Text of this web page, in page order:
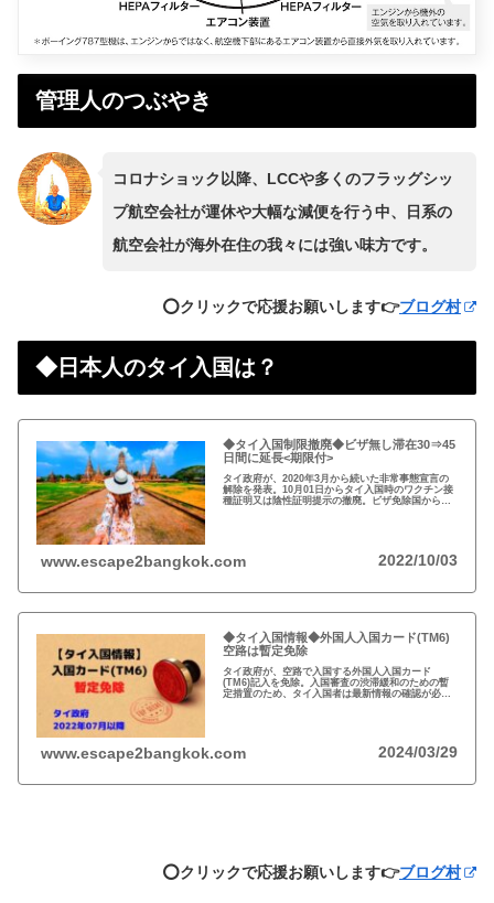
管理人のつぶやき
コロナショック以降、LCCや多くのフラッグシッ
プ航空会社が運休や大幅な減便を行う中、日系の
航空会社が海外在住の我々には強い味方です。
⭕️クリックで応援お願いします👉ブログ村
◆日本人のタイ入国は？
◆タイ入国制限撤廃◆ビザ無し滞在30⇒45
日間に延長<期限付>
タイ政府が、2020年3月から続いた非常事態宣言の
解除を発表。10月01日からタイ入国時のワクチン接
種証明又は陰性証明提示の撤廃。ビザ免除国からの
www.escape2bangkok.com 2022/10/03
◆タイ入国情報◆外国人入国カード(TM6)
空路は暫定免除
タイ政府が、空路で入国する外国人入国カード
(TM6)記入を免除。入国審査の渋滞緩和のための暫
定措置のため、タイ入国者は最新情報の確認が必
www.escape2bangkok.com 2024/03/29
⭕️クリックで応援お願いします👉ブログ村